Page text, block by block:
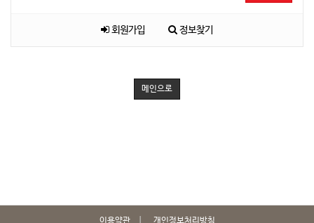
회원가입 정보찾기
메인으로
이용약관 개인정보처리방침